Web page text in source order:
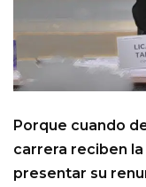
Porque cuando
carrera reciben
presentar su